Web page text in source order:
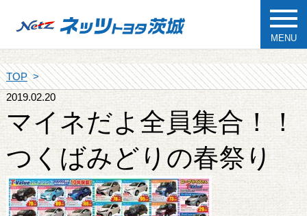
MENU
TOP
2019.02.20
マイネだよ全員集合！！
つくばみどりの春祭り